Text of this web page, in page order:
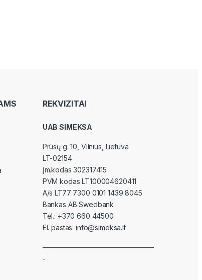
REKVIZITAI
UAB SIMEKSA
Prūsų g. 10, Vilnius , Lietuva
LT-02154
Įm.kodas 302317415
PVM kodas LT100004620411
A/s LT77 7300 0101 1439 8045
Bankas AB Swedbank
Tel.: +370 660 44500
El. pastas: info@simeksa.lt
————————————————
-